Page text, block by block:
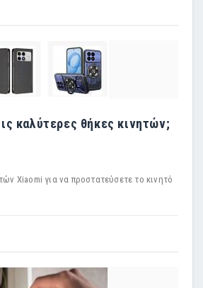
καλύτερες θήκες κινητών;
Xiaomi για να προστατεύσετε το κινητό